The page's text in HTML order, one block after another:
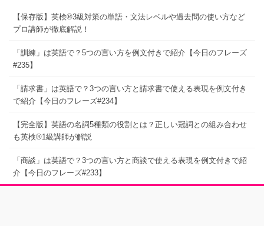
【保存版】英検®3級対策の単語・文法レベルや過去問の使い方など
プロ講師が徹底解説！
「訓練」は英語で？5つの言い方を例文付きで紹介【今日のフレーズ
#235】
「請求書」は英語で？3つの言い方と請求書で使える表現を例文付き
で紹介【今日のフレーズ#234】
【完全版】英語の名詞5種類の役割とは？正しい冠詞との組み合わせ
も英検®1級講師が解説
「商談」は英語で？3つの言い方と商談で使える表現を例文付きで紹
介【今日のフレーズ#233】